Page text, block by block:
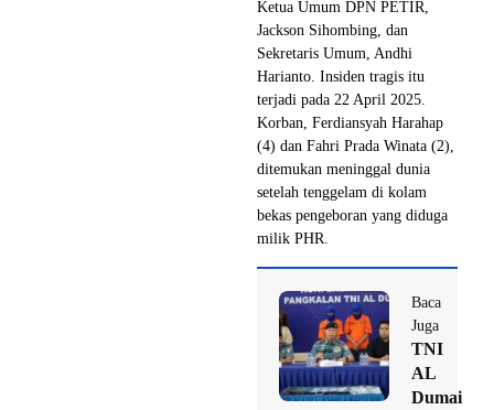
Ketua Umum DPN PETIR,
Jackson Sihombing, dan
Sekretaris Umum, Andhi
Harianto. Insiden tragis itu
terjadi pada 22 April 2025.
Korban, Ferdiansyah Harahap
(4) dan Fahri Prada Winata (2),
ditemukan meninggal dunia
setelah tenggelam di kolam
bekas pengeboran yang diduga
milik PHR.
Baca
Juga
TNI
AL
Dumai